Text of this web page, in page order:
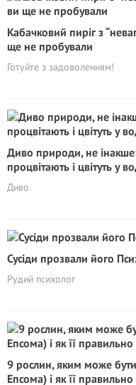
Кабачковий пиріг з
ще не пробували
Готуйте з задоволенням!
Диво природи, не
процвітають і цвітуть у
Диво
Сусіди прозвали його
Рудий психолог
9 рослин, яким може бути
Епсома) і як її